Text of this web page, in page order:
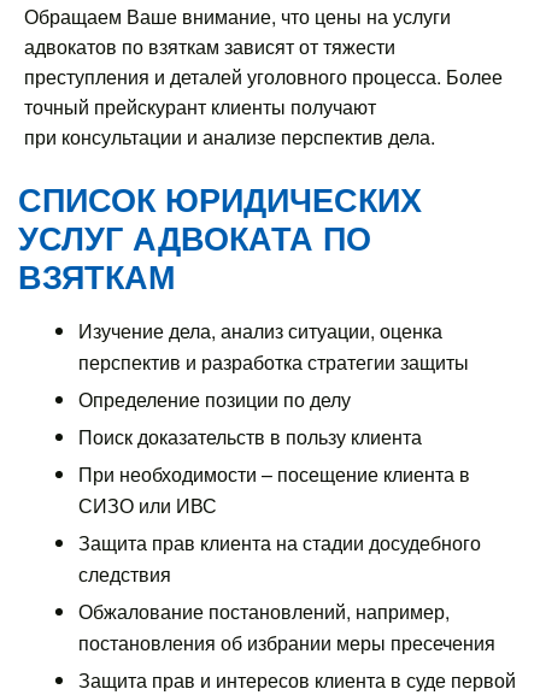
Обращаем Ваше внимание, что цены на услуги
адвокатов по взяткам зависят от тяжести
преступления и деталей уголовного процесса. Более
точный прейскурант клиенты получают
при консультации и анализе перспектив дела.
СПИСОК ЮРИДИЧЕСКИХ
УСЛУГ АДВОКАТА ПО
ВЗЯТКАМ
Изучение дела, анализ ситуации, оценка
перспектив и разработка стратегии защиты
Определение позиции по делу
Поиск доказательств в пользу клиента
При необходимости – посещение клиента в
СИЗО или ИВС
Защита прав клиента на стадии досудебного
следствия
Обжалование постановлений, например,
постановления об избрании меры пресечения
Защита прав и интересов клиента в суде первой